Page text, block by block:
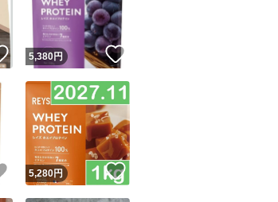
いいね！
5,380円
いいね！
5,280円